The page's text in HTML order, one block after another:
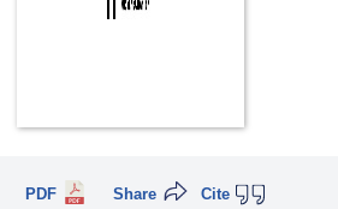
PDF Cite
Share